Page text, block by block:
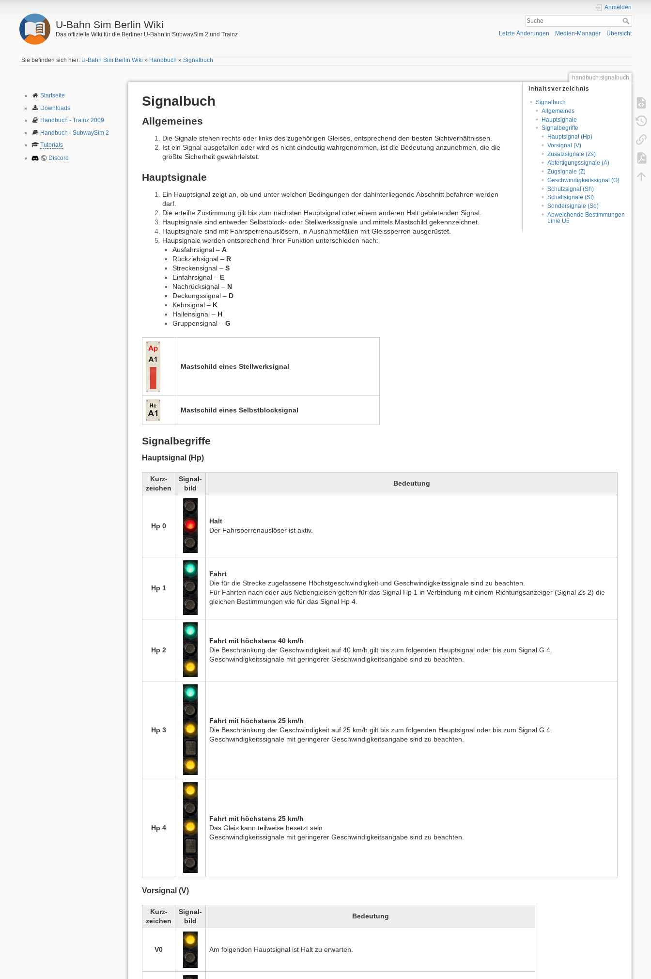
U-Bahn Sim Berlin Wiki
Das offizielle Wiki für die Berliner U-Bahn in SubwaySim 2 und Trainz
Anmelden
Letzte Änderungen Medien-Manager Übersicht
Sie befinden sich hier: U-Bahn Sim Berlin Wiki » Handbuch »Signalbuch
Startseite
Downloads
Handbuch - Trainz 2009
Handbuch - SubwaySim 2
Tutorials
Discord
handbuch:signalbuch
Inhaltsverzeichnis
Signalbuch
Allgemeines
Hauptsignale
Signalbegriffe
Hauptsignal (Hp)
Vorsignal (V)
Zusatzsignale (Zs)
Abfertigungssignale (A)
Zugsignale (Z)
Geschwindigkeitssignal (G)
Schutzsignal (Sh)
Schaltsignale (St)
Sondersignale (So)
Abweichende Bestimmungen
Linie U5
Signalbuch
Allgemeines
Die Signale stehen rechts oder links des zugehörigen Gleises, entsprechend den besten Sichtverhältnissen.
Ist ein Signal ausgefallen oder wird es nicht eindeutig wahrgenommen, ist die Bedeutung anzunehmen, die die
größte Sicherheit gewährleistet.
Hauptsignale
Ein Hauptsignal zeigt an, ob und unter welchen Bedingungen der dahinterliegende Abschnitt befahren werden
darf.
Die erteilte Zustimmung gilt bis zum nächsten Hauptsignal oder einem anderen Halt gebietenden Signal.
Hauptsignale sind entweder Selbstblock- oder Stellwerkssignale und mittels Mastschild gekennzeichnet.
Hauptsignale sind mit Fahrsperrenauslösern, in Ausnahmefällen mit Gleissperren ausgerüstet.
Haupsignale werden entsprechend ihrer Funktion unterschieden nach:
Ausfahrsignal – A
Rückziehsignal – R
Streckensignal – S
Einfahrsignal – E
Nachrücksignal – N
Deckungssignal – D
Kehrsignal – K
Hallensignal – H
Gruppensignal – G
Mastschild eines Stellwerksignal
Mastschild eines Selbstblocksignal
Signalbegriffe
Hauptsignal (Hp)
Kurz-
zeichen
Signal-
bild
Bedeutung
Hp 0
Halt
Der Fahrsperrenauslöser ist aktiv.
Hp 1
Fahrt
Die für die Strecke zugelassene Höchstgeschwindigkeit und Geschwindigkeitssignale sind zu beachten.
Für Fahrten nach oder aus Nebengleisen gelten für das Signal Hp 1 in Verbindung mit einem Richtungsanzeiger (Signal Zs 2) die
gleichen Bestimmungen wie für das Signal Hp 4.
Hp 2
Fahrt mit höchstens 40 km/h
Die Beschränkung der Geschwindigkeit auf 40 km/h gilt bis zum folgenden Hauptsignal oder bis zum Signal G 4.
Geschwindigkeitssignale mit geringerer Geschwindigkeitsangabe sind zu beachten.
Hp 3
Fahrt mit höchstens 25 km/h
Die Beschränkung der Geschwindigkeit auf 25 km/h gilt bis zum folgenden Hauptsignal oder bis zum Signal G 4.
Geschwindigkeitssignale mit geringerer Geschwindigkeitsangabe sind zu beachten.
Hp 4
Fahrt mit höchstens 25 km/h
Das Gleis kann teilweise besetzt sein.
Geschwindigkeitssignale mit geringerer Geschwindigkeitsangabe sind zu beachten.
Vorsignal (V)
Kurz-
zeichen
Signal-
bild
Bedeutung
V0 Am folgenden Hauptsignal ist Halt zu erwarten.